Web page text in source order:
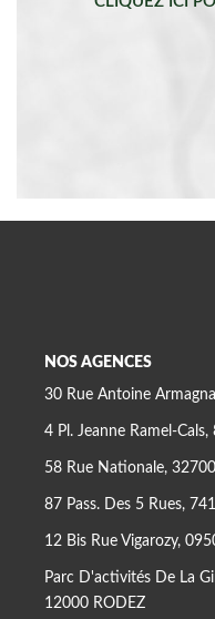
NOS AGENCES
30 Rue Antoine
4 Pl. Jeanne Ramel-
58 Rue Nationale,
87 Pass. Des 5 Rues,
12 Bis Rue Vigarozy,
Parc D'activités De La
12000 RODEZ